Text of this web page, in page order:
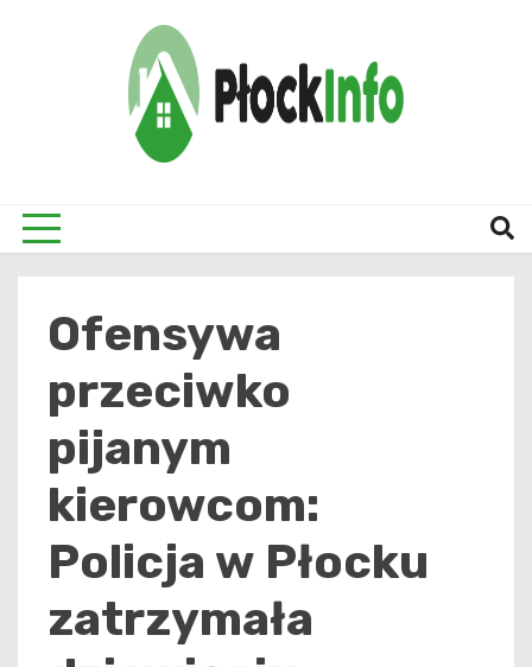
Ofensywa
przeciwko
pijanym
kierowcom:
Policja w Płocku
zatrzymała